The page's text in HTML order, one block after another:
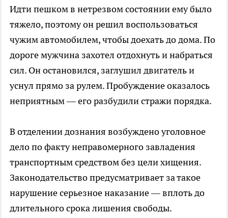
Идти пешком в нетрезвом состоянии ему было
тяжело, поэтому он решил воспользоваться
чужим автомобилем, чтобы доехать до дома. По
дороге мужчина захотел отдохнуть и набраться
сил. Он остановился, заглушил двигатель и
уснул прямо за рулем. Пробуждение оказалось
неприятным — его разбудили стражи порядка.
В отделении дознания возбуждено уголовное
дело по факту неправомерного завладения
транспортным средством без цели хищения.
Законодательство предусматривает за такое
нарушение серьезное наказание — вплоть до
длительного срока лишения свободы.